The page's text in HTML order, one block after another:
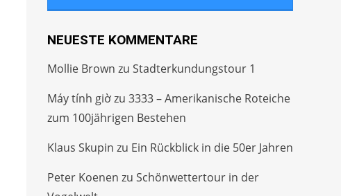
NEUESTE KOMMENTARE
Mollie Brown zuStadterkundungstour 1
Máy tính giờzu3333 – Amerikanische Roteiche
zum 100jährigen Bestehen
Klaus Skupin zu Ein Rückblick in die 50er Jahren
Peter Koenen zuSchönwettertour in der